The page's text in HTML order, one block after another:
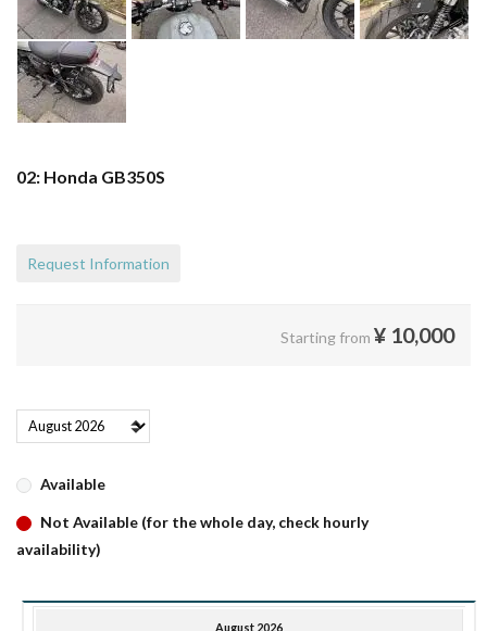
02: Honda GB350S
Request Information
Starting from ¥ 10,000
Available
Not Available (for the whole day, check hourly
availability)
August 2026